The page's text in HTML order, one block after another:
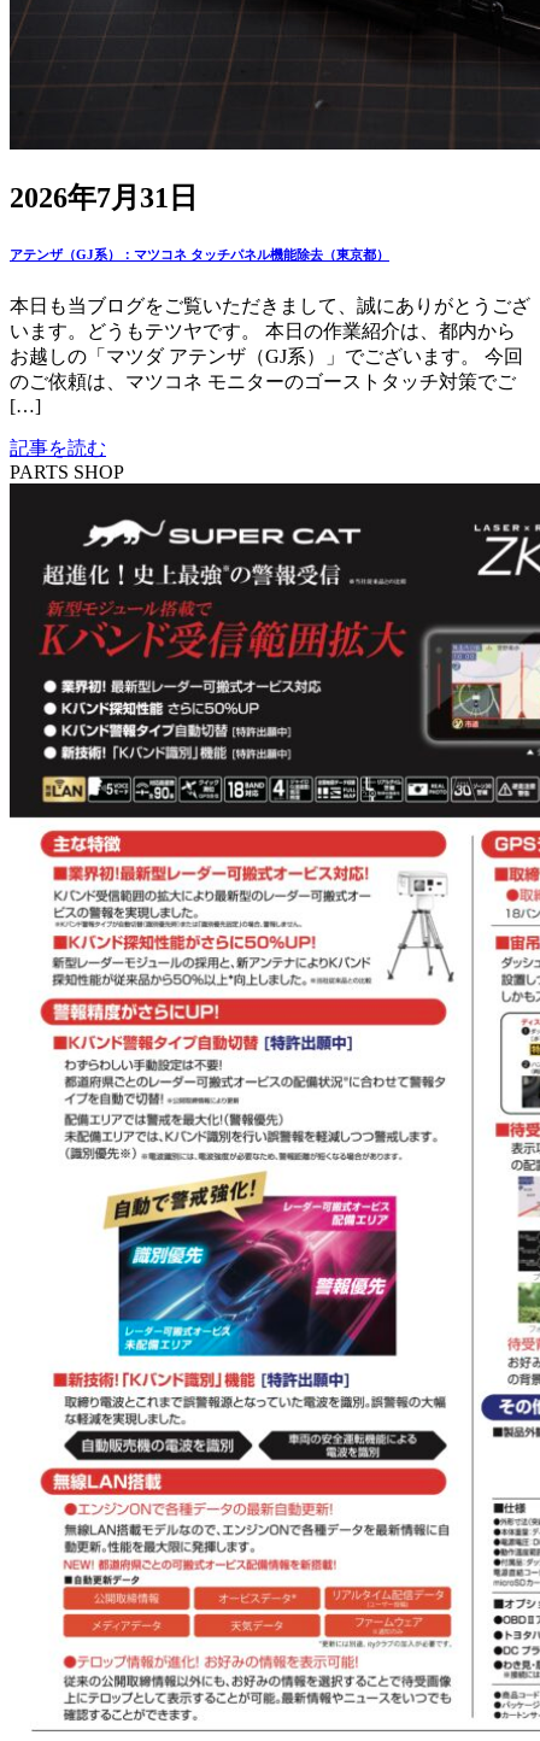
2026年7月31日
アテンザ（GJ系）：マツコネ タッチパネル機能除去（東京都）
本日も当ブログをご覧いただきまして、誠にありがとうござ
います。どうもテツヤです。 本日の作業紹介は、都内から
お越しの「マツダ アテンザ（GJ系）」でございます。 今回
のご依頼は、マツコネ モニターのゴーストタッチ対策でご
[…]
記事を読む
PARTS SHOP